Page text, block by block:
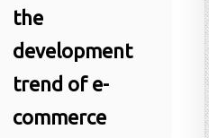
the
development
trend of e-
commerce